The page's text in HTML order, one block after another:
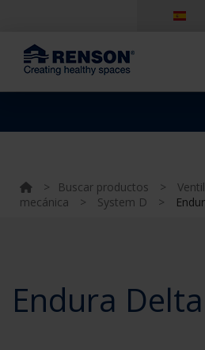
> Buscar productos >
mecánica
> System D >
Endura Delta